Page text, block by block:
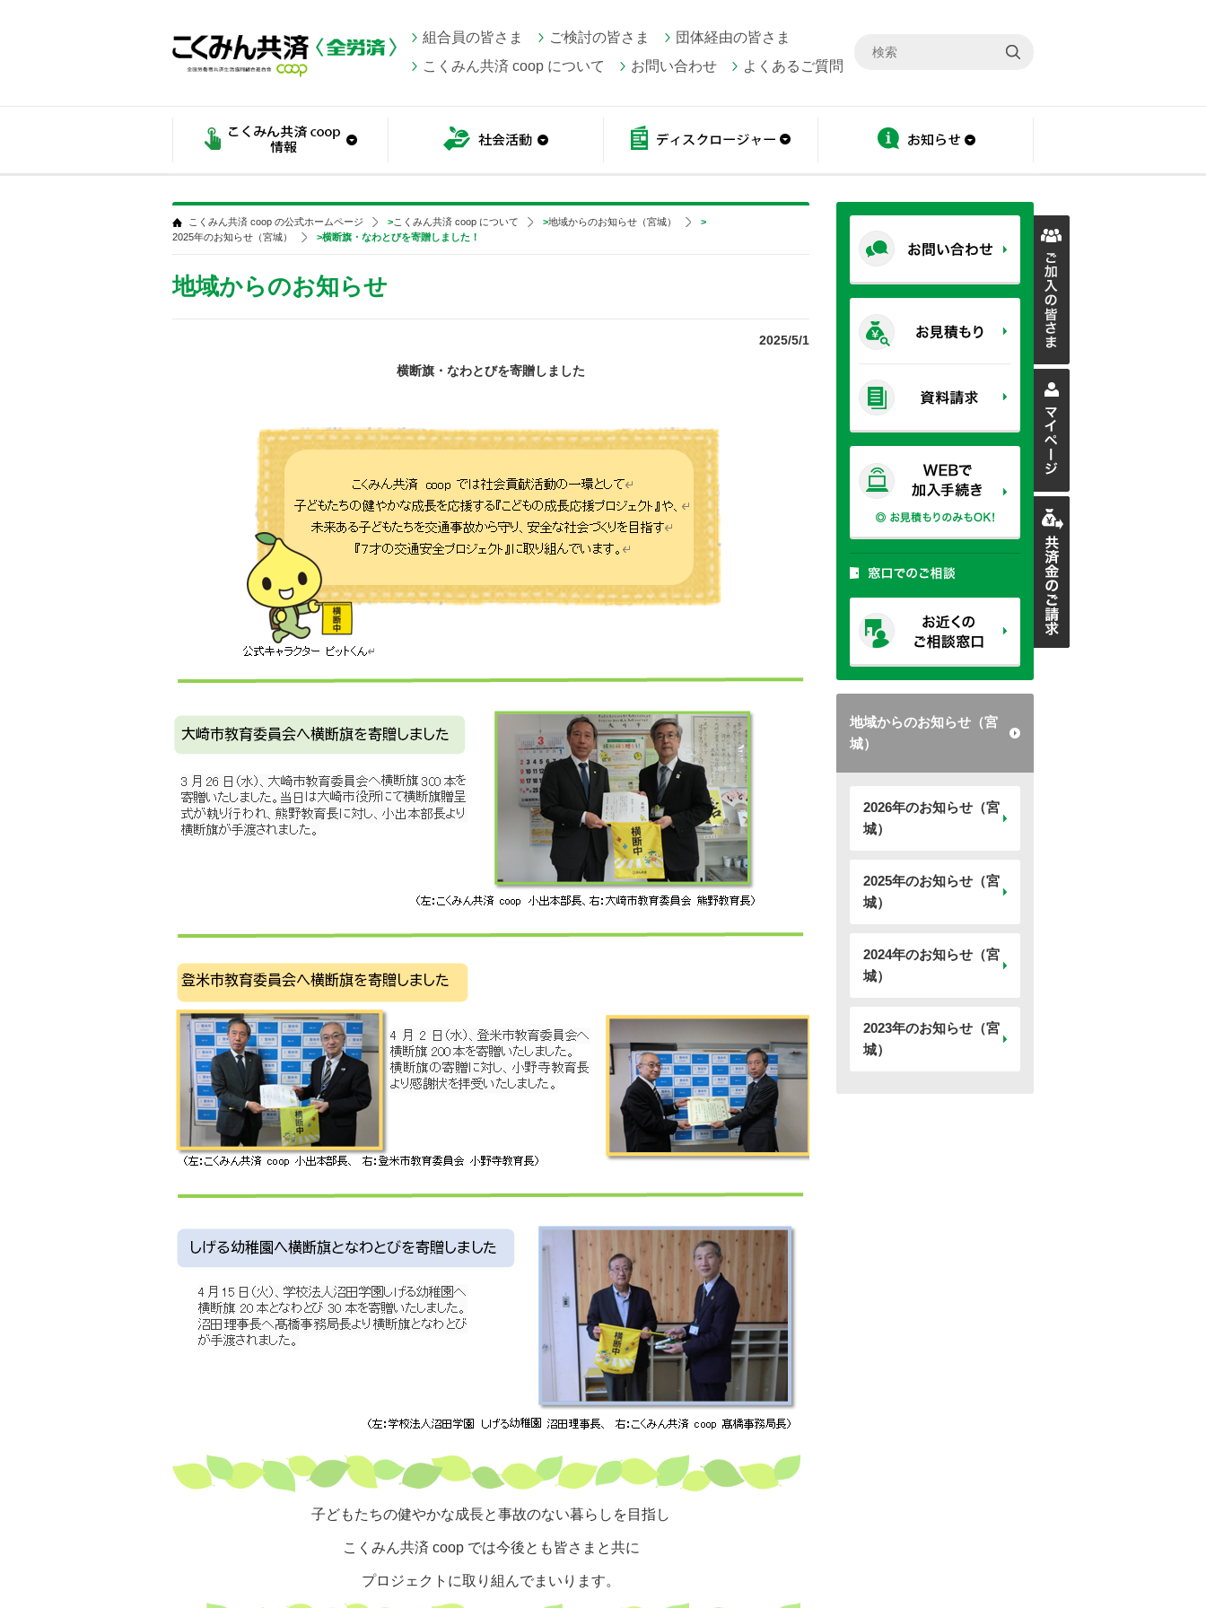
組合員の皆さま ご検討の皆さま
団体経由の皆さま
こくみん共済 coop について
お問い合わせ よくあるご質問
地域からのお知らせ（宮
城）
2026年のお知らせ（宮
城）
2025年のお知らせ（宮
城）
2024年のお知らせ（宮
城）
2023年のお知らせ（宮
城）
こくみん共済 coop の公式ホームページ >こくみん共済 coop について >地域からのお知らせ（宮城）
>
2025年のお知らせ（宮城）
>横断旗・なわとびを寄贈しました！
地域からのお知らせ
2025/5/1
横断旗・なわとびを寄贈しました
子どもたちの健やかな成長と事故のない暮らしを目指し
こくみん共済 coop では今後とも皆さまと共に
プロジェクトに取り組んでまいります。